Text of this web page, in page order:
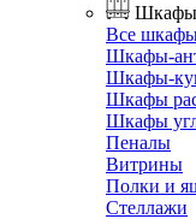
Все
Шкафы-
Шкафы-
Шкафы
Шкафы
Пеналы
Витрины
Полки и
Стеллажи